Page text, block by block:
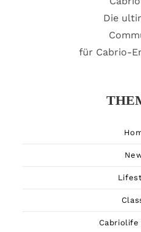
Die
für Cabrio-
Cabriolife